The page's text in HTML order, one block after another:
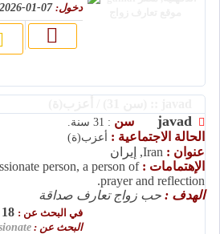
دخول: 07-01-2026 02:41:32
javad سن : 31 سنة.
الحالة الاجتماعية : أعزب(ة)
عنوان : Iran, إيران
الإهتمامات :person, a person of
prayer and reflection.
الهدف : حب زواج تعارف صداقة
في البحث عن :
البحث عن :